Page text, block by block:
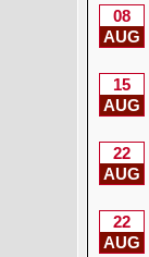
08
AUG
15
AUG
22
AUG
22
AUG